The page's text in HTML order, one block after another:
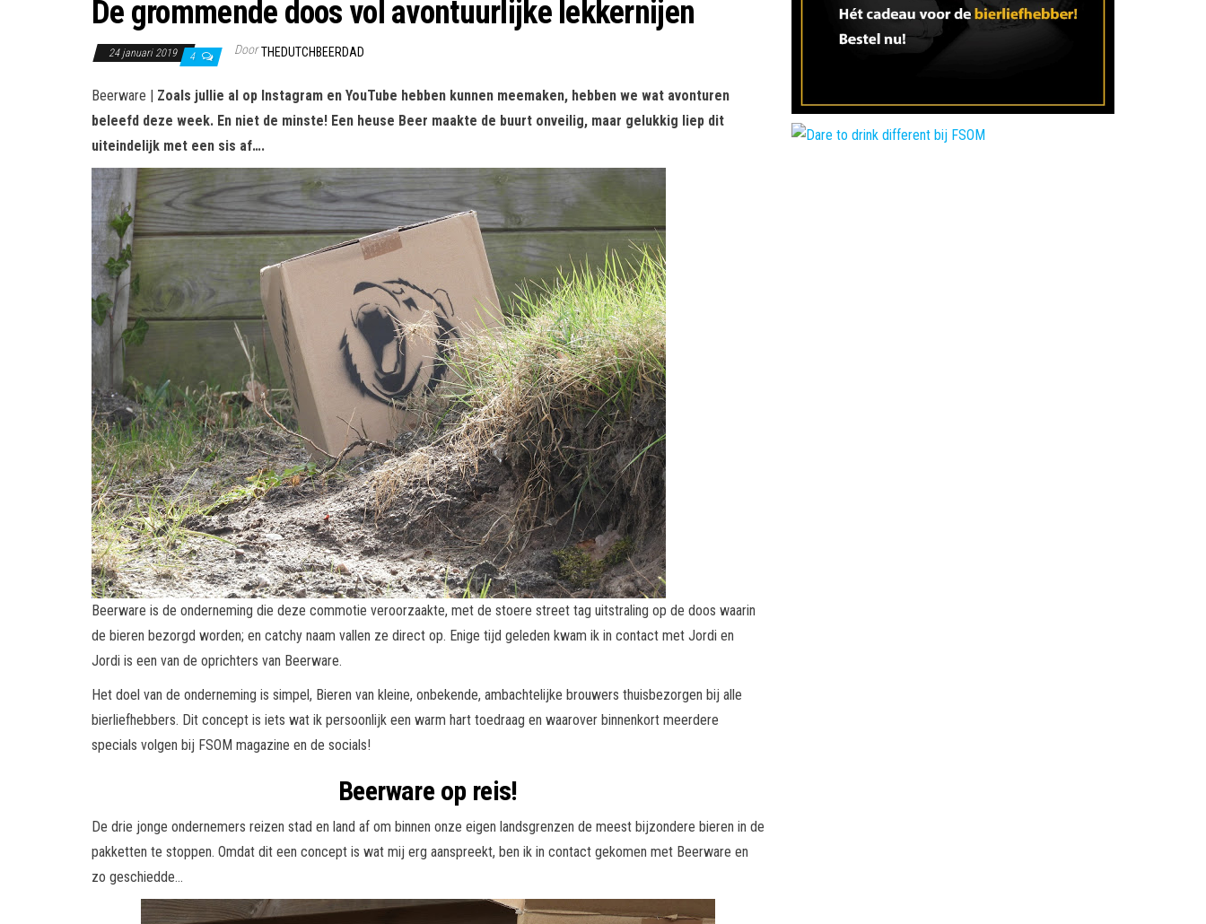
De grommende doos vol avontuurlijke lekkernijen
24 januari 2019 4 Door THEDUTCHBEERDAD
Beerware | Zoals jullie al op Instagram en YouTube hebben kunnen meemaken, hebben we wat avonturen
beleefd deze week. En niet de minste! Een heuse Beer maakte de buurt onveilig, maar gelukkig liep dit
uiteindelijk met een sis af….
Beerware is de onderneming die deze commotie veroorzaakte, met de stoere street tag uitstraling op de doos waarin
de bieren bezorgd worden; en catchy naam vallen ze direct op. Enige tijd geleden kwam ik in contact met Jordi en
Jordi is een van de oprichters van Beerware.
Het doel van de onderneming is simpel, Bieren van kleine, onbekende, ambachtelijke brouwers thuisbezorgen bij alle
bierliefhebbers. Dit concept is iets wat ik persoonlijk een warm hart toedraag en waarover binnenkort meerdere
specials volgen bij FSOM magazine en de socials!
Beerware op reis!
De drie jonge ondernemers reizen stad en land af om binnen onze eigen landsgrenzen de meest bijzondere bieren in de
pakketten te stoppen. Omdat dit een concept is wat mij erg aanspreekt, ben ik in contact gekomen met Beerware en
zo geschiedde…